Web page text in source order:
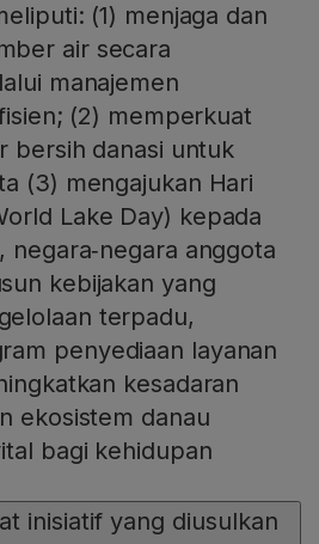
(1) menjaga dan
air secara
manajemen
(2) memperkuat
bersih danasi untuk
(3) mengajukan Hari
Lake Day) kepada
negara‑negara anggota
kebijakan yang
terpadu,
penyediaan layanan
kesadaran
ekosistem danau
bagi kehidupan
inisiatif yang diusulkan